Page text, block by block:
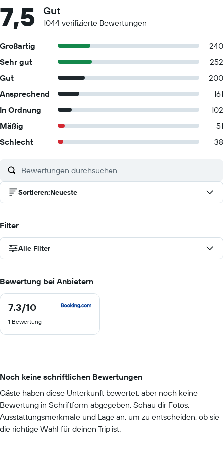
7,5 Gut
1044 verifizierte Bewertungen
Großartig
240
Sehr gut
252
Gut
200
Ansprechend
161
In Ordnung
102
Mäßig
51
Schlecht
38
Sortieren:Neueste
Filter
Alle Filter
Bewertung bei Anbietern
7.3/10
7.3
10
1 Bewertung
Noch keine schriftlichen Bewertungen
Gäste haben diese Unterkunft bewertet, aber noch keine
Bewertung in Schriftform abgegeben. Schau dir Fotos,
Ausstattungsmerkmale und Lage an, um zu entscheiden, ob sie
die richtige Wahl für deinen Trip ist.